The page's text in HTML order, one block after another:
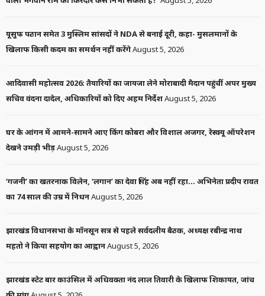
यूसुफ पठान समेत 3 मुस्लिम सांसदों ने NDA से बनाई दूरी, कहा- मुसलमानों के
खिलाफ किसी कदम का समर्थन नहीं करेंगेAugust 5, 2026
आदिवासी महोत्सव 2026: तैयारियों का जायजा लेने मोराबादी मैदान पहुंचीं अपर मुख्य
सचिव वंदना दादेल, अधिकारियों को दिए अहम निर्देशAugust 5, 2026
घर के आंगन में आमने-सामने आए किंग कोबरा और विशाल अजगर, रेस्क्यू ऑपरेशन
देखने उमड़ी भीड़August 5, 2026
‘गजनी’ का खतरनाक विलेन, ‘लगान’ का देवा सिंह अब नहीं रहा… अभिनेता प्रदीप रावत
का 74 साल की उम्र में निधनAugust 5, 2026
झारखंड विधानसभा के मॉनसून सत्र से पहले सर्वदलीय बैठक, अध्यक्ष रबीन्द्र नाथ
महतो ने किया सहयोग का आह्वानAugust 5, 2026
झारखंड स्टेट बार काउंसिल में अधिवक्ता नंद लाल तिवारी के खिलाफ शिकायत, जांच